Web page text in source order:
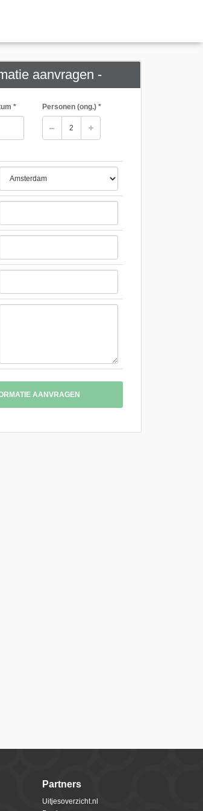
aanvragen -
* Personen (ong.) *
AANVRAGEN
Partners
Uitjesoverzicht.nl